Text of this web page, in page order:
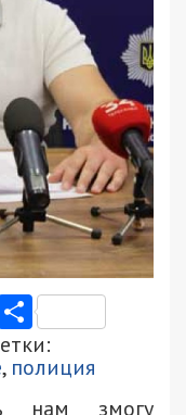
, полиция
нам змогу